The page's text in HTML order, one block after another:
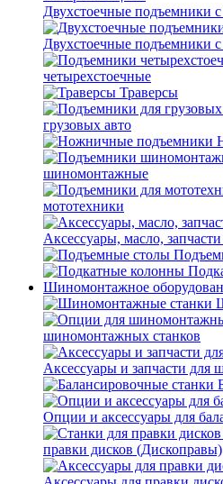
Двухстоечные подъемники
Двухстоечные подъемники
четырехстоечные
Траверсы
грузовых авто
шиномонтажные
мототехники
Аксессуары, масло,
Шиномонтажное
шиномонтажных станков
Аксессуары и запчасти для
Опции и аксессуары для
правки дисков (Дископравы)